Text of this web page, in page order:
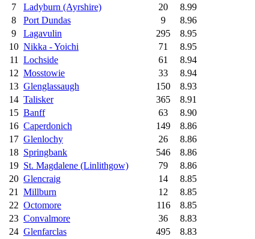
7
Ladyburn (Ayrshire) 20
8.99
8
Port Dundas 9
8.96
9
Lagavulin 295
8.95
10 Nikka - Yoichi 71
8.95
11 Lochside 61
8.94
12 Mosstowie 33
8.94
13 Glenglassaugh 150
8.93
14 Talisker 365
8.91
15 Banff 63
8.90
16 Caperdonich 149
8.86
17 Glenlochy 26
8.86
18 Springbank 546
8.86
19 St. Magdalene (Linlithgow) 79
8.86
20 Glencraig 14
8.85
21 Millburn 12
8.85
22 Octomore 116
8.85
23 Convalmore 36
8.83
24 Glenfarclas 495
8.83